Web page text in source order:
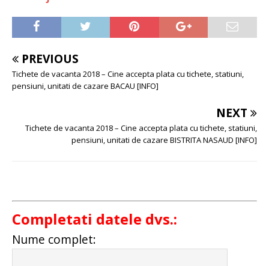
PREVIOUS
Tichete de vacanta 2018 – Cine accepta plata cu tichete, statiuni,
pensiuni, unitati de cazare BACAU [INFO]
NEXT
Tichete de vacanta 2018 – Cine accepta plata cu tichete, statiuni,
pensiuni, unitati de cazare BISTRITA NASAUD [INFO]
Completati datele dvs.:
Nume complet: